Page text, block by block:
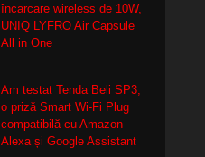
încarcare wireless de 10W,
UNIQ LYFRO Air Capsule
All in One
Am testat Tenda Beli SP3,
o priză Smart Wi-Fi Plug
compatibilă cu Amazon
Alexa și Google Assistant